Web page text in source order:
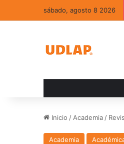
sábado, agosto 8 2026
Inicio / Academia /
Academia